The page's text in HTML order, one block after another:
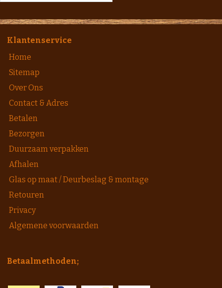
Klantenservice
Home
Sitemap
Over Ons
Contact & Adres
Betalen
Bezorgen
Duurzaam verpakken
Afhalen
Glas op maat / Deurbeslag & montage
Retouren
Privacy
Algemene voorwaarden
Betaalmethoden;